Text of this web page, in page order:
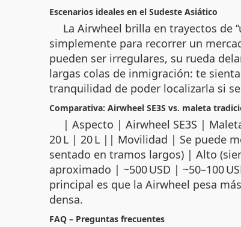
Escenarios ideales en el Sudeste Asiático
La Airwheel brilla en trayectos de
simplemente para recorrer un
pueden ser irregulares, su rueda
largas colas de inmigración: te
tranquilidad de poder localizarla si
Comparativa: Airwheel SE3S vs. maleta
| Aspecto | Airwheel SE3S |
20 L | 20 L || Movilidad | Se puede
sentado en tramos largos) | Alto
aproximado | ~500 USD | ~50–100
principal es que la Airwheel pesa
densa.
FAQ – Preguntas frecuentes